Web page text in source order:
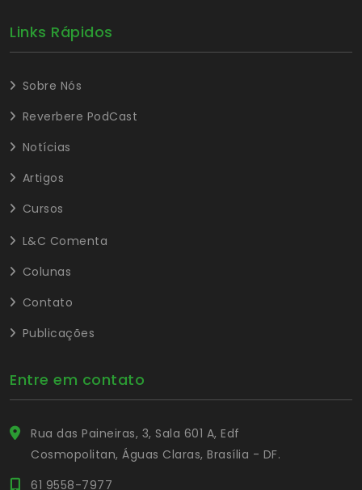
Links Rápidos
Sobre Nós
Reverbere PodCast
Notícias
Artigos
Cursos
L&C Comenta
Colunas
Contato
Publicações
Entre em contato
Rua das Paineiras, 3, Sala 601 A, Edf
Cosmopolitan, Águas Claras, Brasília - DF.
61 9558-7977